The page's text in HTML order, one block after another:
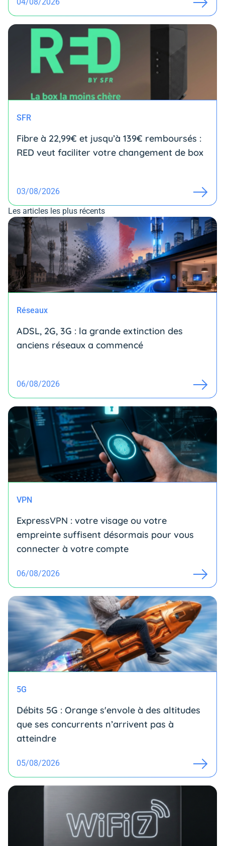
SFR
Fibre à 22,99€ et jusqu’à 139€ remboursés :
RED veut faciliter votre changement de box
03/08/2026
Les articles les plus récents
Réseaux
ADSL, 2G, 3G : la grande extinction des
anciens réseaux a commencé
06/08/2026
VPN
ExpressVPN : votre visage ou votre
empreinte suffisent désormais pour vous
connecter à votre compte
06/08/2026
5G
Débits 5G : Orange s'envole à des altitudes
que ses concurrents n’arrivent pas à
atteindre
05/08/2026